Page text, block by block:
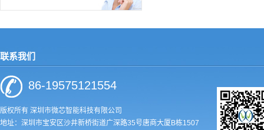
联系我们
86-19575121554
版权所有 深圳市微芯智能科技有限公司
地址：深圳市宝安区沙井新桥街道广深路35号唐商大厦B栋1507